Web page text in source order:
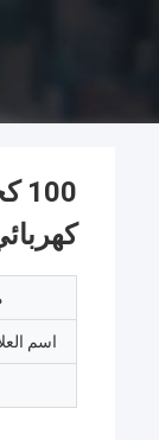
كهربائي 1500
اسم